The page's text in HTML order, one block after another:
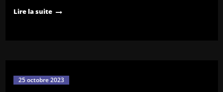
Lire la suite
25 octobre 2023